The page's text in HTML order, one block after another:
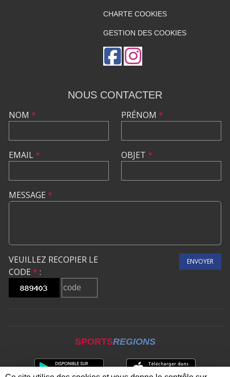
CHARTE COOKIES
GESTION DES COOKIES
NOUS CONTACTER
NOM *
EMAIL*
PRÉNOM *
OBJET *
MESSAGE *
VEUILLEZ RECOPIER LE
CODE * :
ENVOYER
SPORTSREGIONS